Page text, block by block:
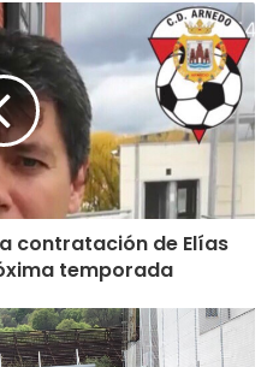
contratación de Elías
temporada